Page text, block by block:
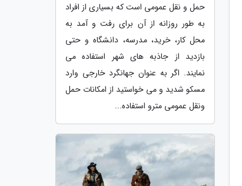
حمل و نقل عمومی است که بسیاری از افراد
به طور روزانه از آن برای رفت و آمد به
محل کار، خرید، مدرسه، دانشگاه و حتی
بازدید از جاذبه های شهر استفاده می
نمایند. اگر به عنوان جهانگرد خارجی وارد
مسکو شدید و می خواستید از امکانات حمل
ونقل عمومی مترو استفاده...